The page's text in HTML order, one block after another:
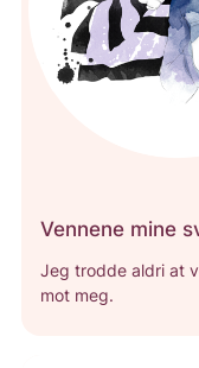
Vennene mine
Jeg trodde aldri at
mot meg.